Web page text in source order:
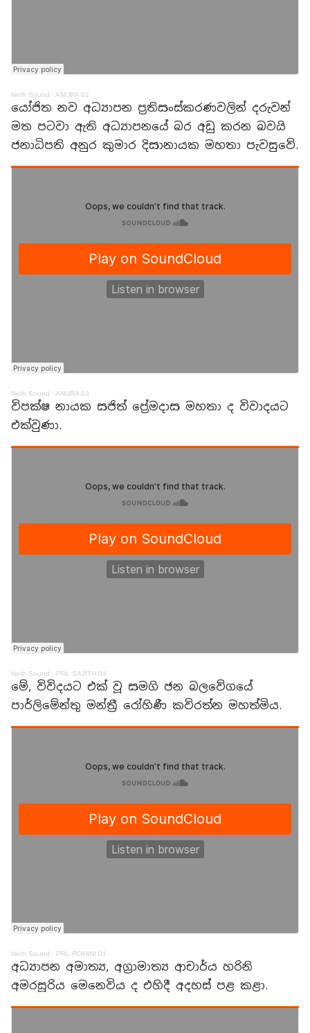
Neth Sound · ANURA 02
යෝජිත නව අධ්‍යාපන ප්‍රතිසංස්කරණවලින් දරුවන්
මත පටවා ඇති අධ්‍යාපනයේ බර අඩු කරන බවයි
ජනාධිපති අනුර කුමාර දිසානායක මහතා පැවසුවේ.
Neth Sound · ANURA 03
විපක්ෂ නායක සජිත් ප්‍රේමදාස මහතා ද විවාදයට
එක්වුණා.
Neth Sound · PRL SAJITH 04
මේ, විවිදයට එක් වූ සමගි ජන බලවේගයේ
පාර්ලිමේන්තු මන්ත්‍රී රෝහිණී කවිරත්න මහත්මිය.
Neth Sound · PRL ROHINI 01
අධ්‍යාපන අමාත්‍ය, අග්‍රාමාත්‍ය ආචාර්ය හරිනි
අමරසූරිය මෙනෙවිය ද එහිදී අදහස් පළ කළා.